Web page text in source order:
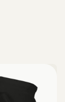
materialval